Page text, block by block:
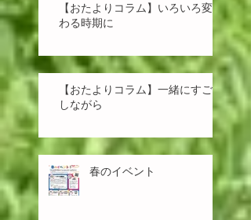
わる時期に
しながら